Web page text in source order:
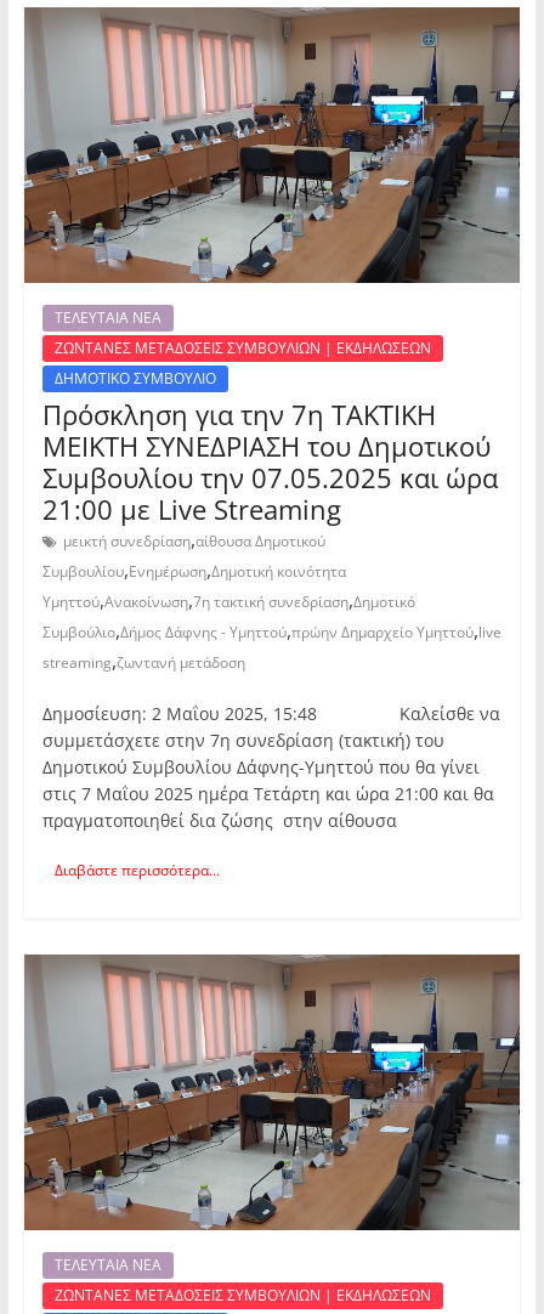
ΤΕΛΕΥΤΑΙΑ ΝΕΑ
ΖΩΝΤΑΝΕΣ ΜΕΤΑΔΟΣΕΙΣ ΣΥΜΒΟΥΛΙΩΝ | ΕΚΔΗΛΩΣΕΩΝ
ΔΗΜΟΤΙΚΟ ΣΥΜΒΟΥΛΙΟ
Πρόσκληση για την 7η ΤΑΚΤΙΚΗ
ΜΕΙΚΤΗ ΣΥΝΕΔΡΙΑΣΗ του Δημοτικού
Συμβουλίου την 07.05.2025 και ώρα
21:00 με Live Streaming
μεικτή συνεδρίαση,αίθουσα Δημοτικού
Συμβουλίου,Ενημέρωση,Δημοτική κοινότητα
Υμηττού,Ανακοίνωση,7η τακτική συνεδρίαση,Δημοτικό
Συμβούλιο,Δήμος Δάφνης - Υμηττού,πρώην Δημαρχείο Υμηττού,live
streaming,ζωντανή μετάδοση
Δημοσίευση: 2 Μαΐου 2025, 15:48 Καλείσθε να
συμμετάσχετε στην 7η συνεδρίαση (τακτική) του
Δημοτικού Συμβουλίου Δάφνης-Υμηττού που θα γίνει
στις 7 Μαΐου 2025 ημέρα Τετάρτη και ώρα 21:00 και θα
πραγματοποιηθεί δια ζώσης στην αίθουσα
Διαβάστε περισσότερα...
ΤΕΛΕΥΤΑΙΑ ΝΕΑ
ΖΩΝΤΑΝΕΣ ΜΕΤΑΔΟΣΕΙΣ ΣΥΜΒΟΥΛΙΩΝ | ΕΚΔΗΛΩΣΕΩΝ